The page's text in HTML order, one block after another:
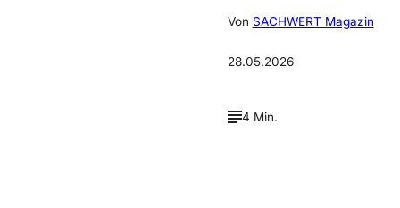
Von SACHWERT Magazin
28.05.2026
4 Min.